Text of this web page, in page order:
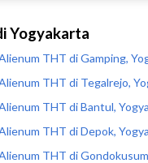
Yogyakarta
THT di Gamping,
THT di Tegalrejo,
THT di Bantul,
THT di Depok,
THT di